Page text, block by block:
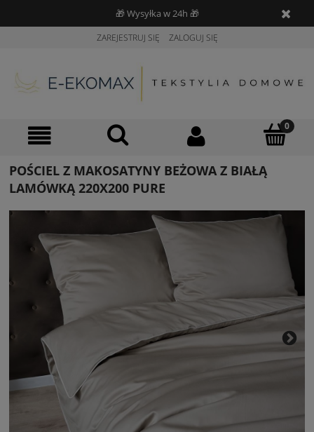
🎁 Wysyłka w 24h 🎁
ZAREJESTRUJ SIĘ ZALOGUJ SIĘ
POŚCIEL Z MAKOSATYNY BEŻOWA Z BIAŁĄ
LAMÓWKĄ 220X200 PURE